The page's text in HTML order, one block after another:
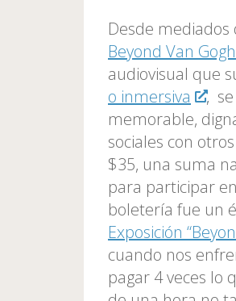
Desde
Beyond Van
audiovisual que
o inmersiva
,
memorable,
sociales con
$35, una suma
para participar
boletería fue un
Exposición
cuando nos
pagar 4 veces lo